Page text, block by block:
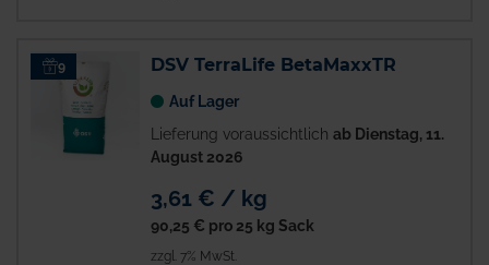
9 DSV TerraLife BetaMaxxTR
Auf Lager
Lieferung voraussichtlich ab Dienstag, 11.
August 2026
3,61 € / kg
90,25 € pro 25 kg Sack
zzgl. 7% MwSt.